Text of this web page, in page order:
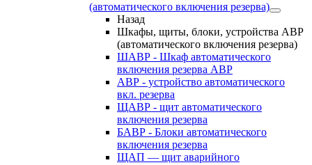
(автоматического включения резерва)
Назад
Шкафы, щиты, блоки, устройства АВР
(автоматического включения резерва)
ШАВР - Шкаф автоматического
включения резерва АВР
АВР - устройство автоматического
вкл. резерва
ЩАВР - щит автоматического
включения резерва
БАВР - Блоки автоматического
включения резерва
ЩАП — щит аварийного